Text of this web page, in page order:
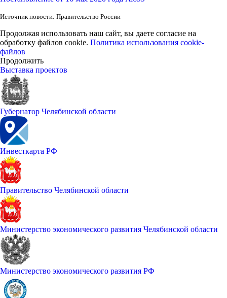
Источник новости: Правительство России
Продолжая использовать наш сайт, вы даете согласие на
обработку файлов cookie. Политика использования cookie-
файлов
Продолжить
Выставка проектов
Губернатор Челябинской области
Инвесткарта РФ
Правительство Челябинской области
Министерство экономического развития Челябинской области
Министерство экономического развития РФ